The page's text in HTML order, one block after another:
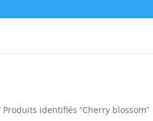
Produits identifiés “Cherry blossom”